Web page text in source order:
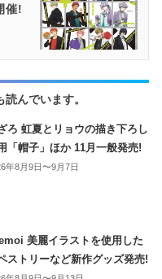
催!
んでいます。
ろ 虹夏とリョウの描き下ろし
「帽子」ほか 11月一般発売!
年8月9日〜9月7日
美麗イラストを使用した
ストリーなど新作グッズ発売!